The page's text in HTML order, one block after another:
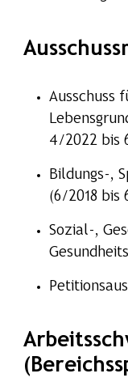
Ausschuss
4/2022 bis
Bildungs-,
(6/2018 bis
Sozial-,